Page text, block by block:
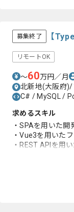
募集終了 【
リモートOK
〜60万円／月
北新地(大阪府)/
C# / MySQL /
求めるスキル
・SPAを用いた開
・Vue3を用いた
・REST APIを用